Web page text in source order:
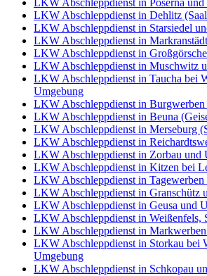
LKW Abschleppdienst in Poserna
LKW Abschleppdienst in Dehlitz
LKW Abschleppdienst in Starsiedel
LKW Abschleppdienst in
LKW Abschleppdienst in
LKW Abschleppdienst in Muschwitz
LKW Abschleppdienst in Taucha bei
Umgebung
LKW Abschleppdienst in
LKW Abschleppdienst in Beuna
LKW Abschleppdienst in Merseburg
LKW Abschleppdienst in
LKW Abschleppdienst in Zorbau und
LKW Abschleppdienst in Kitzen bei
LKW Abschleppdienst in
LKW Abschleppdienst in Granschütz
LKW Abschleppdienst in Geusa und
LKW Abschleppdienst in Weißenfels,
LKW Abschleppdienst in
LKW Abschleppdienst in Storkau bei
Umgebung
LKW Abschleppdienst in Schkopau